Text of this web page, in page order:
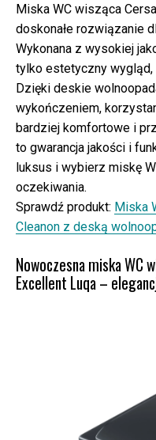
Miska WC wisząca
doskonałe rozwiązanie
Wykonana z wysokiej
tylko estetyczny wygląd,
Dzięki deskie
wykończeniem,
bardziej komfortowe i
to gwarancja jakości i
luksus i wybierz miskę
oczekiwania.
Sprawdź produkt: Miska
Cleanon z deską
Nowoczesna miska WC
Excellent Luqa –